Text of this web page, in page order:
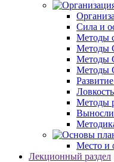
Сила и
Методы
Методы
Методы
Методы
Ловкость
Методы
Место и
Лекционный раздел